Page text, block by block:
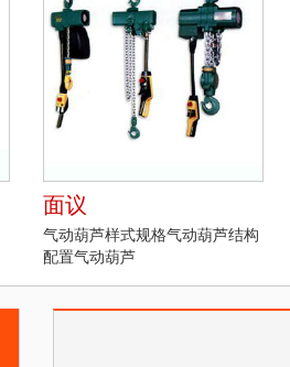
面议
气动葫芦样式规格气动葫芦结构
配置气动葫芦